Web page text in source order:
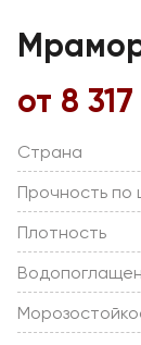
от 8
Страна
Прочность
Плотность